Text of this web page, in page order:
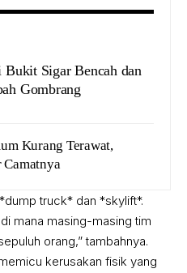
Bukit Sigar Bencah dan
Gombrang
Kurang Terawat,
Camatnya
truck* dan *skylift*.
mana masing-masing tim
orang,” tambahnya.
kerusakan fisik yang